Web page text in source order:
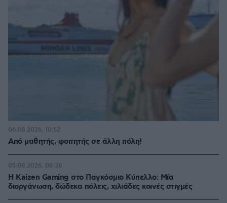
Από μαθητής, φοιτητής σε άλλη πόλη!
06.08.2026, 10:52
H Kaizen Gaming στο Παγκόσμιο Kύπελλο: Μία
διοργάνωση, δώδεκα πόλεις, χιλιάδες κοινές στιγμές
05.08.2026, 08:38